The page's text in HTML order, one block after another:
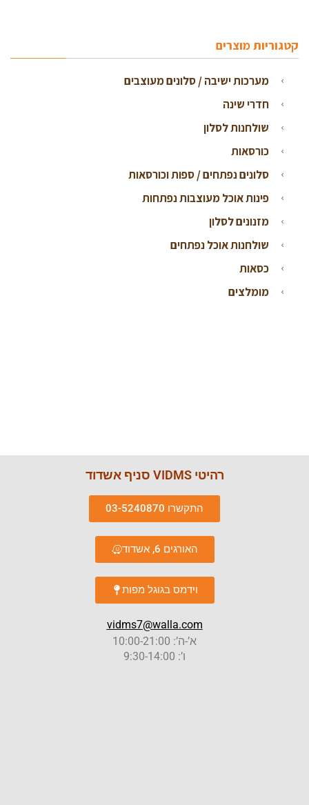
קטגוריות מוצרים
מערכות ישיבה / סלונים מעוצבים
חדרי שינה
שולחנות לסלון
כורסאות
סלונים נפתחים / ספות וכורסאות
פינות אוכל מעוצבות נפתחות
מזנונים לסלון
שולחנות אוכל נפתחים
כסאות
מומלצים
רהיטי VIDMS סניף אשדוד
התקשרו 03-5240870
האורגים 6, אשדוד
וידמס בגוגל מפות
vidms7@walla.com
א’-ה’: 10:00-21:00
ו’: 9:30-14:00